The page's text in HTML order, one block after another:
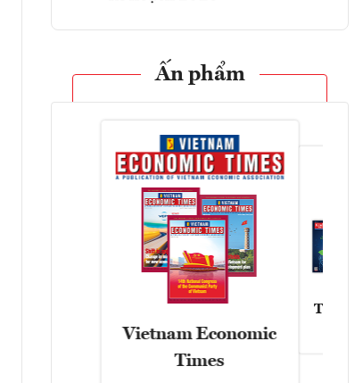
Ấn phẩm
Vietnam Economic
Times
Tạp